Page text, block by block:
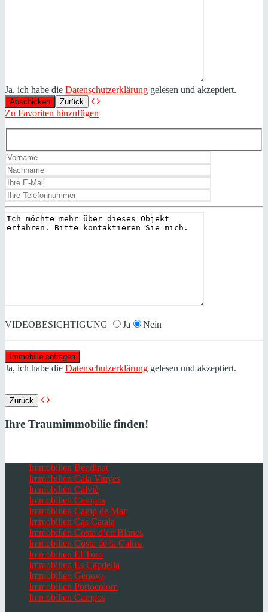
Ja, ich habe die Datenschutzerklärung gelesen und akzeptiert.
Zurück
Zu Favoriten hinzufügen
VIDEOBESICHTIGUNG Ja Nein
Ja, ich habe die Datenschutzerklärung gelesen und akzeptiert.
Zurück
Ihre Traumimmobilie finden!
Immobilien Bendinat
Immobilien Cala Vinyes
Immobilien Calvià
Immobilien Campos
Immobilien Camp de Mar
Immobilien Cas Catala
Immobilien Costa d’en Blanes
Immobilien Costa de la Calma
Immobilien El Toro
Immobilien Es Capdella
Immobilien Génova
Immobilien Portocolom
Immobilien Campos